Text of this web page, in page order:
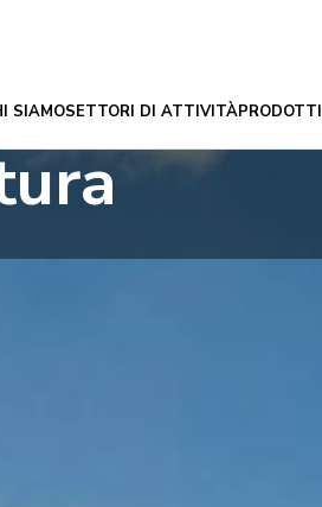
SIAMOSETTORI DI ATTIVITÀPRODOTTI